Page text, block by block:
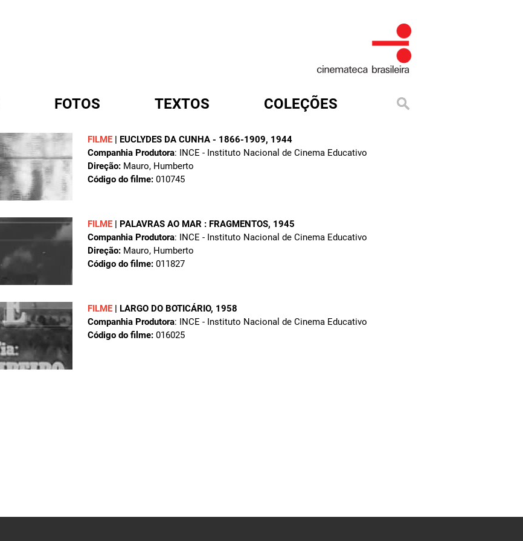
FOTOS TEXTOS COLEÇÕES
FILME | EUCLYDES DA CUNHA - 1866-1909, 1944
Companhia Produtora: INCE - Instituto Nacional de Cinema Educativo
Direção: Mauro, Humberto
Código do filme: 010745
FILME | PALAVRAS AO MAR : FRAGMENTOS, 1945
Companhia Produtora: INCE - Instituto Nacional de Cinema Educativo
Direção: Mauro, Humberto
Código do filme: 011827
FILME | LARGO DO BOTICÁRIO, 1958
Companhia Produtora: INCE - Instituto Nacional de Cinema Educativo
Código do filme: 016025